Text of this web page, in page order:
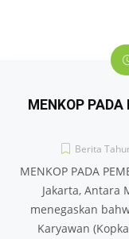
MENKOP
Berita
MENKOP PADA
Jakarta, Antara
menegaskan
Karyawan